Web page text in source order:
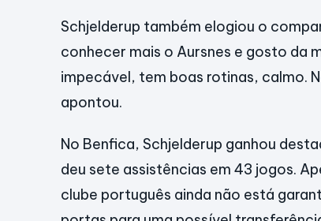
Schjelderup também elogiou o
conhecer mais o Aursnes e gosto da
impecável, tem boas rotinas, calmo.
apontou.
No Benfica, Schjelderup ganhou
deu sete assistências em 43 jogos.
clube português ainda não está